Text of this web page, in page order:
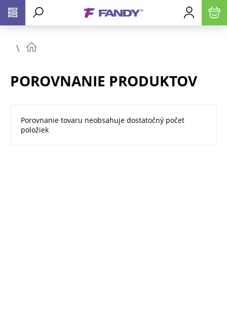
POROVNANIE PRODUKTOV
Porovnanie tovaru neobsahuje dostatočný počet
položiek